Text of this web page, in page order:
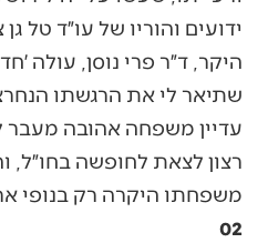
ידועים והוריו של עו״ד טל
היקר, ד״ר פרי נוסן, עולה
שתיאר לי את הרגשתו
עדיין משפחה אהובה מעבר
רצון לצאת לחופשה בחו״ל,
משפחתו היקרה רק בנופי
02